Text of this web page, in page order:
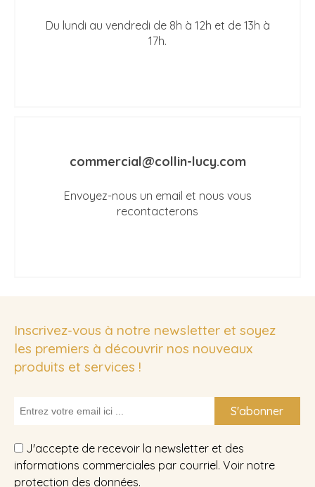
Du lundi au vendredi de 8h à 12h et de 13h à
17h.
commercial@collin-lucy.com
Envoyez-nous un email et nous vous
recontacterons
Inscrivez-vous à notre newsletter et soyez
les premiers à découvrir nos nouveaux
produits et services !
S'abonner
J'accepte de recevoir la newsletter et des
informations commerciales par courriel. Voir notre
protection des données.